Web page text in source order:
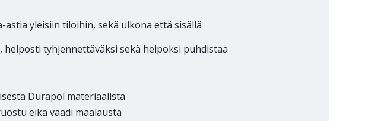
yleisiin tiloihin, sekä ulkona että sisällä
tyhjennettäväksi sekä helpoksi puhdistaa
Durapol materiaalista
eikä vaadi maalausta